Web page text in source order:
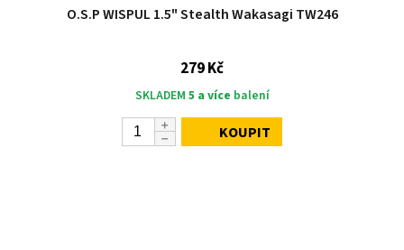
O.S.P WISPUL 1.5" Stealth Wakasagi TW246
279 Kč
SKLADEM 5 a více balení
KOUPIT